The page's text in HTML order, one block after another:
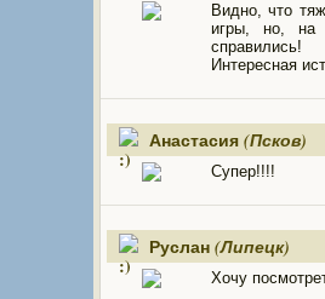
Видно, что
игры, но, на
справились!
Интересная
Анастасия (Псков)
Супер!!!!
Руслан (Липецк)
Хочу